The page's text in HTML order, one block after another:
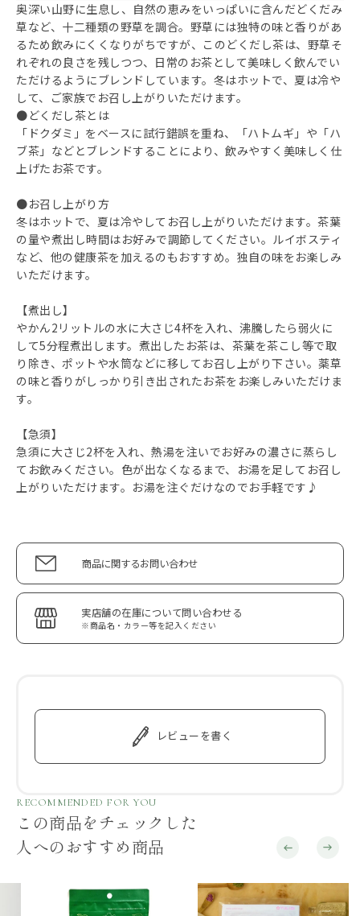
奥深い山野に生息し、自然の恵みをいっぱいに含んだどくだみ
草など、十二種類の野草を調合。野草には独特の味と香りがあ
るため飲みにくくなりがちですが、このどくだし茶は、野草そ
れぞれの良さを残しつつ、日常のお茶として美味しく飲んでい
ただけるようにブレンドしています。冬はホットで、夏は冷や
して、ご家族でお召し上がりいただけます。
●どくだし茶とは
「ドクダミ」をベースに試行錯誤を重ね、「ハトムギ」や「ハ
ブ茶」などとブレンドすることにより、飲みやすく美味しく仕
上げたお茶です。
●お召し上がり方
冬はホットで、夏は冷やしてお召し上がりいただけます。茶葉
の量や煮出し時間はお好みで調節してください。ルイボスティ
など、他の健康茶を加えるのもおすすめ。独自の味をお楽しみ
いただけます。
【煮出し】
やかん2リットルの水に大さじ4杯を入れ、沸騰したら弱火に
して5分程煮出します。煮出したお茶は、茶葉を茶こし等で取
り除き、ポットや水筒などに移してお召し上がり下さい。薬草
の味と香りがしっかり引き出されたお茶をお楽しみいただけま
す。
【急須】
急須に大さじ2杯を入れ、熱湯を注いでお好みの濃さに蒸らし
てお飲みください。色が出なくなるまで、お湯を足してお召し
上がりいただけます。お湯を注ぐだけなのでお手軽です♪
商品に関するお問い合わせ
実店舗の在庫について問い合わせる
※商品名・カラー等を記入ください
レビューを書く
RECOMMENDED FOR YOU
この商品をチェックした
人へのおすすめ商品